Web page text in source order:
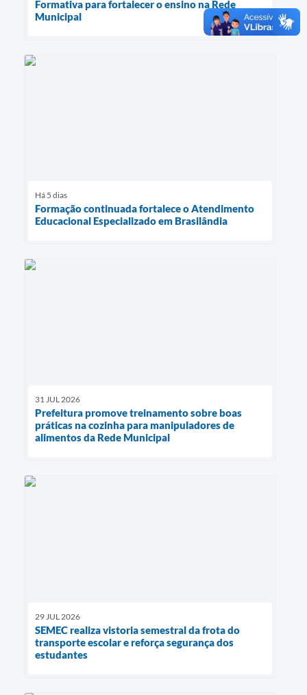
Formativa para fortalecer o ensino na Rede
Municipal
Há 5 dias
Formação continuada fortalece o Atendimento
Educacional Especializado em Brasilândia
31 JUL 2026
Prefeitura promove treinamento sobre boas
práticas na cozinha para manipuladores de
alimentos da Rede Municipal
29 JUL 2026
SEMEC realiza vistoria semestral da frota do
transporte escolar e reforça segurança dos
estudantes